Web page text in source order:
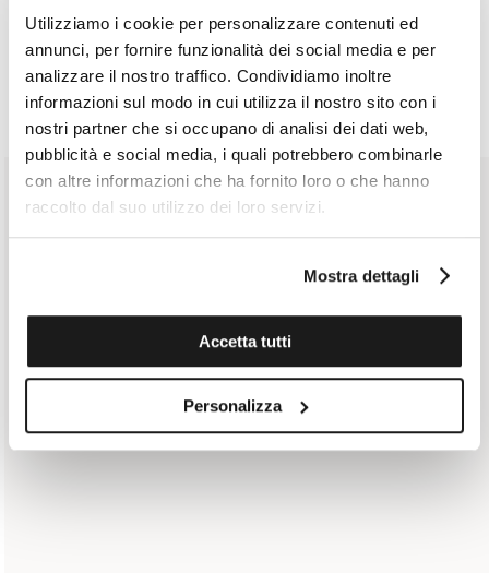
Utilizziamo i cookie per personalizzare contenuti ed
annunci, per fornire funzionalità dei social media e per
analizzare il nostro traffico. Condividiamo inoltre
informazioni sul modo in cui utilizza il nostro sito con i
nostri partner che si occupano di analisi dei dati web,
pubblicità e social media, i quali potrebbero combinarle
con altre informazioni che ha fornito loro o che hanno
raccolto dal suo utilizzo dei loro servizi.
Mostra dettagli
Accetta tutti
Personalizza
ACCETTO LEPRIVACY POLICY